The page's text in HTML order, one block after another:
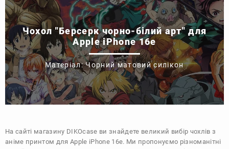
Чохол "Берсерк чорно-білий арт" для
Apple iPhone 16e
Матеріал: Чорний матовий силікон
На сайті магазину DIKOcase ви знайдете великий вибір чохлів з
аніме принтом для Apple iPhone 16e. Ми пропонуємо різноманітні